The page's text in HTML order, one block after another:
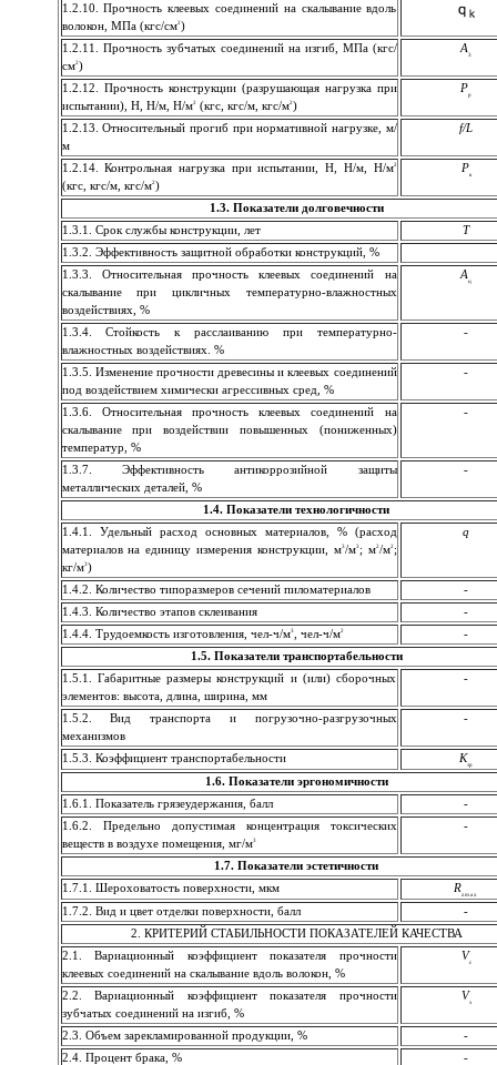
1.2.10. Прочность клеевых соединений на скалывание вдоль
волокон, МПа (кгс/см2)
1.2.11. Прочность зубчатых соединений на изгиб, МПа (кгс/
см2)
А3
1.2.12. Прочность конструкции (разрушающая нагрузка при
испытании), Н, Н/м, Н/м2(кгс, кгс/м, кгс/м2)
Рр
1.2.13. Относительный прогиб при нормативной нагрузке, м/
м
f/L
1.2.14. Контрольная нагрузка при испытании, Н, Н/м, Н/м2
(кгс, кгс/м, кгс/м2)
Рк
1.3. Показатели долговечности
1.3.1. Срок службы конструкции, лет
Т
1.3.2. Эффективность защитной обработки конструкций, %
1.3.3. Относительная прочность клеевых соединений на
скалы­ва­ние при цикличных температурно-влажностных
воздействиях, %
Ац
1.3.4. Стойкость к расслаиванию при температурно-
влажностных воздействиях. %
-
1.3.5. Изменение прочности древесины и клеевых соединений
под воздействием химически агрессивных сред, %
-
1.3.6. Относительная прочность клеевых соединений на
скалы­ва­ние при воздействии повышенных (пониженных)
температур, %
-
1.3.7. Эффективность антикоррозийной защиты
металлических деталей, %
-
1.4. Показатели технологичности
1.4.1. Удельный расход основных материалов, % (расход
мате­риалов на единицу измерения конструкции, м3/м3; м2/м2;
кг/м3)
q
1.4.2. Количество типоразмеров сечений пиломатериалов
-
1.4.3. Количество этапов склеивания
-
1.4.4. Трудоемкость изготовления, чел-ч/м3, чел-ч/м2
-
1.5. Показатели транспортабельности
1.5.1. Габаритные размеры конструкций и (или) сборочных
эле­мен­тов: высота, длина, ширина, мм
-
1.5.2. Вид транспорта и погрузочно-разгрузочных
механизмов
-
1.5.3. Коэффициент транспортабельности Ктр
1.6. Показатели эргономичности
1.6.1. Показатель грязеудержания, балл
-
1.6.2. Предельно допустимая концентрация токсических
веществ в воздухе помещения, мг/м3
-
1.7. Показатели эстетичности
1.7.1. Шероховатость поверхности, мкм
Rzmax
1.7.2. Вид и цвет отделки поверхности, балл
-
2. КРИТЕРИЙ СТАБИЛЬНОСТИ ПОКАЗАТЕЛЕЙ КАЧЕСТВА
2.1. Вариационный коэффициент показателя прочности
клеевых соединений на скалывание вдоль волокон, %
Vс
2.2. Вариационный коэффициент показателя прочности
зубчатых соединений на изгиб, %
Vз
2.3. Объем зарекламированной продукции, %
-
2.4. Процент брака, %
-